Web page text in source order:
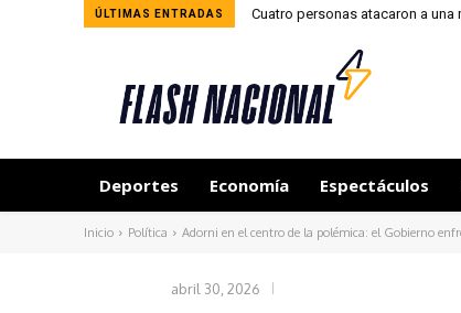
ÚLTIMAS ENTRADAS Cuatro personas atacaron a
Deportes Economía Espectáculos
Inicio Política Adorni en el centro de la polémica: el Gobierno
abril 30, 2026